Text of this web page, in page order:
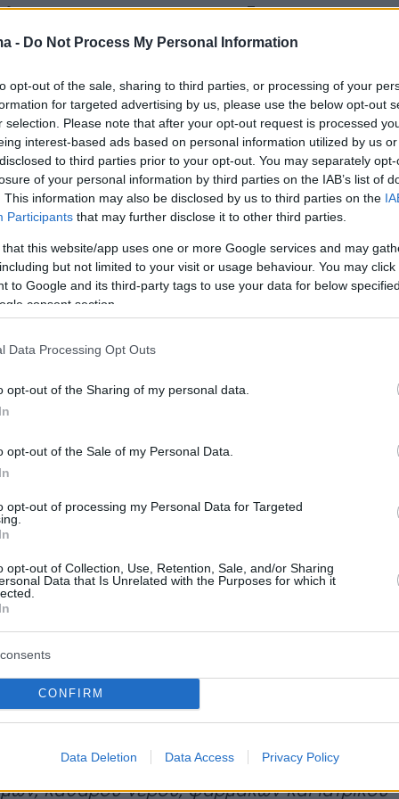
- Do Not Process My Personal Information
opt-out of the sale, sharing to third parties, or processing of your
for targeted advertising by us, please use the below opt-out
selection. Please note that after your opt-out request is processed
interest-based ads based on personal information utilized by us
to third parties prior to your opt-out. You may separately
of your personal information by third parties on the IAB’s list of
This information may also be disclosed by us to third parties on the
Participants that may further disclose it to other third parties.
that this website/app uses one or more Google services and may
but not limited to your visit or usage behaviour. You may
to Google and its third-party tags to use your data for below
consent section.
Data Processing Opt Outs
opt-out of the Sharing of my personal data.
opt-out of the Sale of my Personal Data.
opt-out of processing my Personal Data for Targeted
opt-out of Collection, Use, Retention, Sale, and/or Sharing
Data that Is Unrelated with the Purposes for which it
CONFIRM
Data Deletion Data Access Privacy Policy
λειτουργήσουν», υπογραμμίζει η ανακοίνωση.
γιανα επιτραπεί η εισροή βοήθειας στη
περιλαμβάνει μεταξύ άλλων τρόφιμα,
στέγαση, καύσιμα, πόσιμο νερό, φάρμακα
τονίζεται.
τη δήλωση:
βάσανα στη Γάζα έχουν φτάσει σε
Λιμός εκτυλίσσεται μπροστά στα μάτια
επείγουσα δράση τώρα για να σταματήσει
η πείνα. Ο ανθρωπιστικός χώρος πρέπει να
των νέων περιοριστικών απαιτήσεων
οι βασικές διεθνείς ΜΚΟ ενδέχεται να
που θα επιδεινώσει περαιτέρω την
κατάσταση. Καλούμε την κυβέρνηση του
άδεια για όλες τις διεθνείς αποστολές
ΜΚΟ και να αποδεσμεύσει τους βασικούς
φορείς από τη λειτουργία τους. Πρέπει να
η ασφαλής, μεγάλης κλίμακας πρόσβαση για
ΜΚΟ και τους ανθρωπιστικούς
τα περάσματα και οι διαδρομές πρέπει να
τροφίμων, προμηθειών διατροφής,
καθαρού νερού, φαρμάκων και ιατρικού